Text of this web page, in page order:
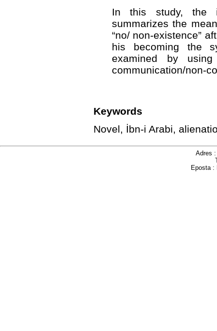
In this study, the
summarizes the
“no/ non-existence”
his becoming the
examined by
communication/non-
Keywords
Novel, İbn-i Arabi,
Adres
Eposta :